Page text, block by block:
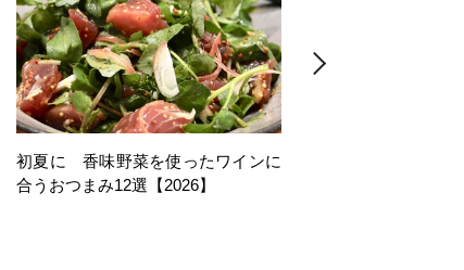
初夏に 香味野菜を使ったワインに
合うおつまみ12選【2026】